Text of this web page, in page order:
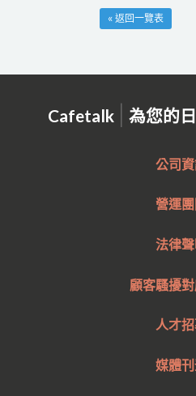
« 返回一覽表
Cafetalk | 為您的
公司
營運
法律
顧客騷擾
人才
媒體